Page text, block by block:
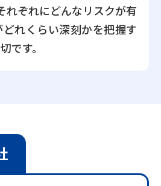
れぞれにどんなリスクが有
どれくらい深刻かを把握す
です。